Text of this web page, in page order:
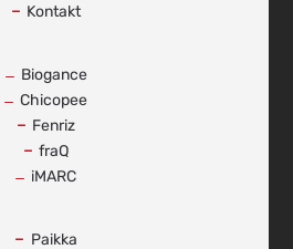
Kontakt
Biogance
Chicopee
Fenriz
fraQ
iMARC
Paikka